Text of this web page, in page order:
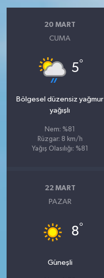
20 MART
CUMA
5°
Bölgesel düzensiz yağmur
yağışlı
Nem: %81
Rüzgar: 8 km/h
Yağış Olasılığı: %81
22 MART
PAZAR
8°
Güneşli